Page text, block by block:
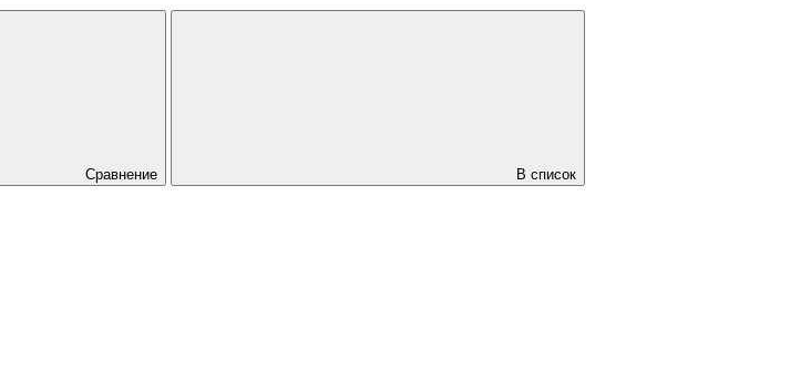
Сравнение
В список